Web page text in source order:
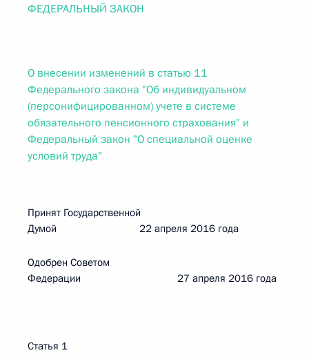
ФЕДЕРАЛЬНЫЙ ЗАКОН
О внесении изменений в статью 11
Федерального закона "Об индивидуальном
(персонифицированном) учете в системе
обязательного пенсионного страхования" и
Федеральный закон "О специальной оценке
условий труда"
Принят Государственной
Думой 22 апреля 2016 года
Одобрен Советом
Федерации 27 апреля 2016 года
Статья 1